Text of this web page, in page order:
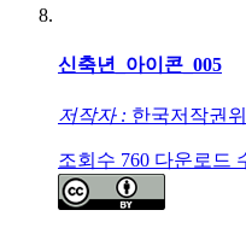
신축년_아이콘_005
저작자 : 한국저작권
조회수 760 다운로드